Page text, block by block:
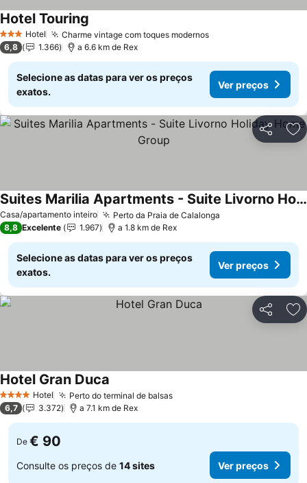
3 EstrelasHotel Charme vintage com toques modernosVer preços
Hotel Touring
6,8 1.366 a 6.6 km de Rex
Selecione as datas para ver os preços
exatos.
Ver preços
Partilhar
Casa/apartamento inteiro Perto da Praia de Calalonga
Suites Marilia Apartments - Suite Livorno Holiday Home Group
Ver preços
8,8 Excelente 1.967 a 1.8 km de Rex
Selecione as datas para ver os preços
exatos.
Ver preços
Partilhar
4 EstrelasHotel Perto do terminal de balsasVer preços
Hotel Gran Duca
6,7 3.372 a 7.1 km de Rex
De € 90
Consulte os preços de 14 sites Ver preços